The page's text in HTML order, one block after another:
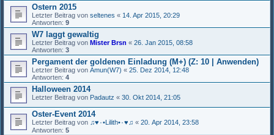
Ostern 2015
Letzter Beitrag von seltenes « 14. Apr 2015, 20:29
Antworten: 9
W7 laggt gewaltig
Letzter Beitrag von Mister Brsn « 26. Jan 2015, 08:58
Antworten: 3
Pergament der goldenen Einladung (M+) (Z: 10 | Anwenden)
Letzter Beitrag von Amun(W7) « 25. Dez 2014, 12:48
Antworten: 4
Halloween 2014
Letzter Beitrag von Padautz « 30. Okt 2014, 21:05
Oster-Event 2014
Letzter Beitrag von ♫♥٠•Lilith•٠♥♫ « 20. Apr 2014, 23:58
Antworten: 5